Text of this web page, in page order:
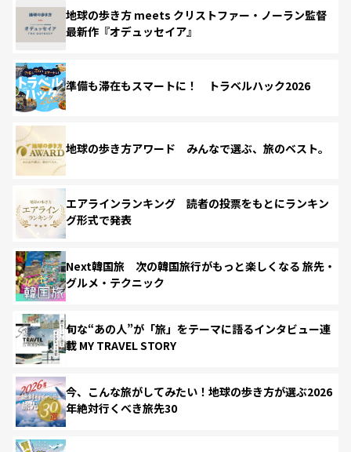
地球の歩き方 meets クリストファー・ノーラン監督
最新作『オデュッセイア』
準備も滞在もスマートに！ トラベルハック2026
地球の歩き方アワード みんなで選ぶ、旅のベスト。
エアラインランキング 読者の投票をもとにランキン
グ形式で発表
Next韓国旅 次の韓国旅行がもっと楽しくなる 旅先・
グルメ・テクニック
旬な“あの人”が「旅」をテーマに語るインタビュー連
載 MY TRAVEL STORY
今、こんな旅がしてみたい！地球の歩き方が選ぶ2026
年絶対行くべき旅先30